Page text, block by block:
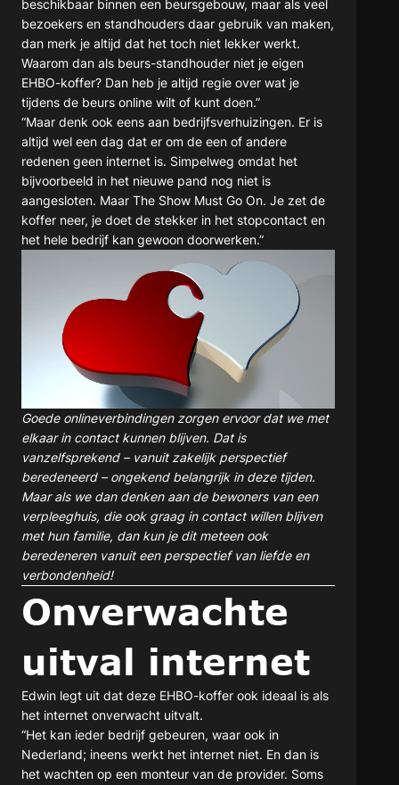
beschikbaar binnen een beursgebouw, maar als veel
bezoekers en standhouders daar gebruik van maken,
dan merk je altijd dat het toch niet lekker werkt.
Waarom dan als beurs-standhouder niet je eigen
EHBO-koffer? Dan heb je altijd regie over wat je
tijdens de beurs online wilt of kunt doen.”
“Maar denk ook eens aan bedrijfsverhuizingen. Er is
altijd wel een dag dat er om de een of andere
redenen geen internet is. Simpelweg omdat het
bijvoorbeeld in het nieuwe pand nog niet is
aangesloten. Maar The Show Must Go On. Je zet de
koffer neer, je doet de stekker in het stopcontact en
het hele bedrijf kan gewoon doorwerken.”
Goede onlineverbindingen zorgen ervoor dat we met
elkaar in contact kunnen blijven. Dat is
vanzelfsprekend – vanuit zakelijk perspectief
beredeneerd – ongekend belangrijk in deze tijden.
Maar als we dan denken aan de bewoners van een
verpleeghuis, die ook graag in contact willen blijven
met hun familie, dan kun je dit meteen ook
beredeneren vanuit een perspectief van liefde en
verbondenheid!
Onverwachte
uitval internet
Edwin legt uit dat deze EHBO-koffer ook ideaal is als
het internet onverwacht uitvalt.
“Het kan ieder bedrijf gebeuren, waar ook in
Nederland; ineens werkt het internet niet. En dan is
het wachten op een monteur van de provider. Soms